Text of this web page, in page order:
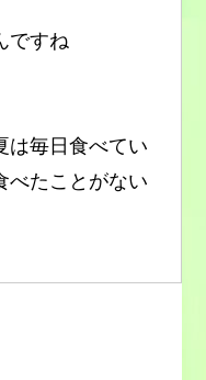
ですね
は毎日食べてい
べたことがない